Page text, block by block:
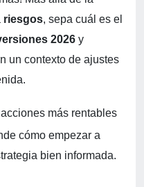
riesgos, sepa cuál es el
2026 y
un contexto de ajustes
más rentables
cómo empezar a
bien informada.